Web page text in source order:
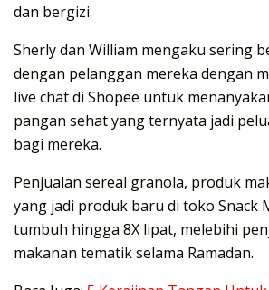
dan bergizi.
Sherly dan William mengaku sering
dengan pelanggan mereka dengan
live chat di Shopee untuk
pangan sehat yang ternyata jadi
bagi mereka.
Penjualan sereal granola, produk
yang jadi produk baru di toko Snack
tumbuh hingga 8X lipat, melebihi
makanan tematik selama Ramadan.